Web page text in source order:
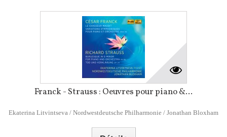
Franck - Strauss : Oeuvres pour piano &...
Ekaterina Litvintseva / Nordwestdeutsche Philharmonie / Jonathan Bloxham